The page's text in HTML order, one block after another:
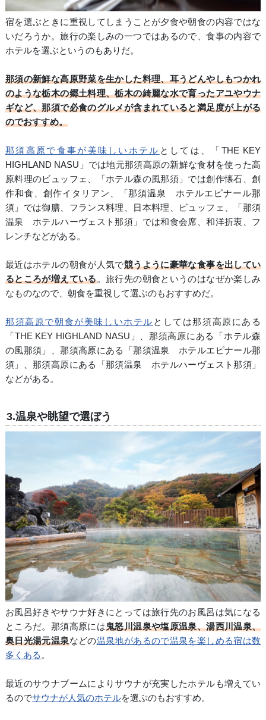
宿を選ぶときに重視してしまうことが夕食や朝食の内容ではな
いだろうか。旅行の楽しみの一つではあるので、食事の内容で
ホテルを選ぶというのもありだ。
那須の新鮮な高原野菜を生かした料理、耳うどんやしもつかれ
のような栃木の郷土料理、栃木の綺麗な水で育ったアユやウナ
ギなど、那須で必食のグルメが含まれていると満足度が上がる
のでおすすめ。
那須高原で食事が美味しいホテル としては、「THE KEY
HIGHLAND NASU」では地元那須高原の新鮮な食材を使った高
原料理のビュッフェ、「ホテル森の風那須」では創作懐石、創
作和食、創作イタリアン、「那須温泉 ホテルエピナール那
須」では御膳、フランス料理、日本料理、ビュッフェ、「那須
温泉 ホテルハーヴェスト那須」では和食会席、和洋折衷、フ
レンチなどがある。
最近はホテルの朝食が人気で競うように豪華な食事を出してい
るところが増えている。旅行先の朝食というのはなぜか楽しみ
なものなので、朝食を重視して選ぶのもおすすめだ。
那須高原で朝食が美味しいホテル としては那須高原にある
「THE KEY HIGHLAND NASU」、那須高原にある「ホテル森
の風那須」、那須高原にある「那須温泉 ホテルエピナール那
須」、那須高原にある「那須温泉 ホテルハーヴェスト那須」
などがある。
3.温泉や眺望で選ぼう
お風呂好きやサウナ好きにとっては旅行先のお風呂は気になる
ところだ。那須高原には鬼怒川温泉や塩原温泉、湯西川温泉、
奥日光湯元温泉などの温泉地があるので温泉を楽しめる宿は数
多くある 。
最近のサウナブームによりサウナが充実したホテルも増えてい
るのでサウナが人気のホテルを選ぶのもおすすめ。